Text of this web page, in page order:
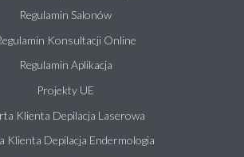
Regulamin Salonów
Konsultacji Online
Regulamin Aplikacja
Projekty UE
Klienta Depilacja Laserowa
Klienta Depilacja Endermologia